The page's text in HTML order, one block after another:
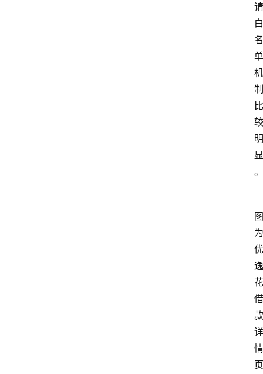
请
白
名
单
机
制
比
较
明
显
。
图
为
优
逸
花
借
款
详
情
页